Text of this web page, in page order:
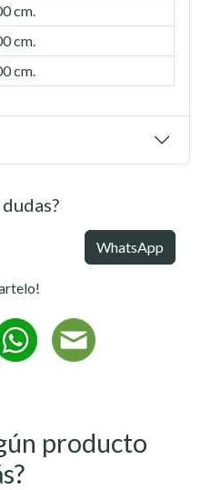
cm.
cm.
cm.
WhatsApp
Pinteresten Whatsapp
Compartir en Email
producto